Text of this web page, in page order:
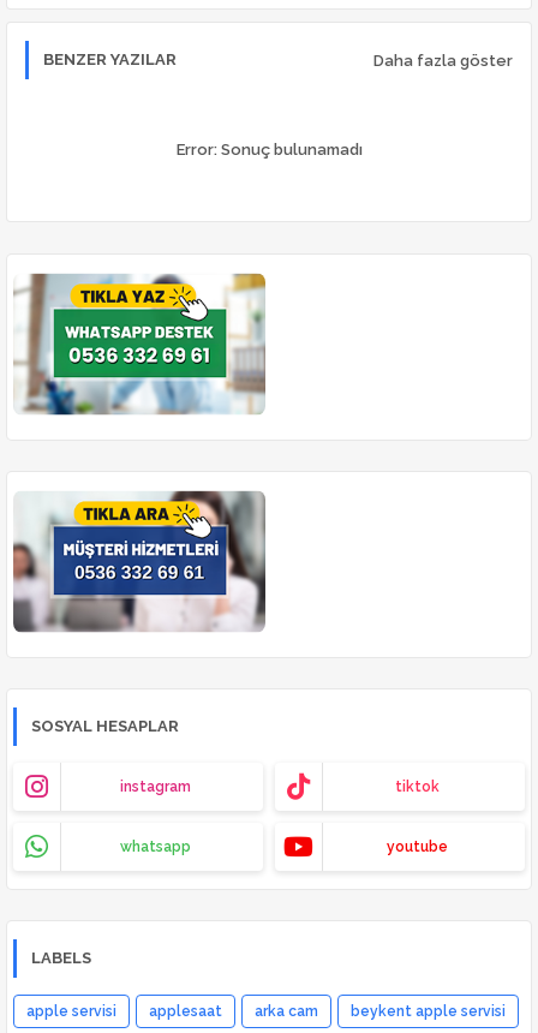
BENZER YAZILAR Daha fazla göster
Error:Sonuç bulunamadı
SOSYAL HESAPLAR
instagram tiktok
whatsapp youtube
LABELS
apple servisi applesaat arka cam beykent apple servisi